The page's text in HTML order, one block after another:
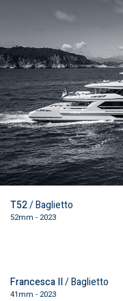
T52/ Baglietto
52mm - 2023
Francesca II/ Baglietto
41mm - 2023